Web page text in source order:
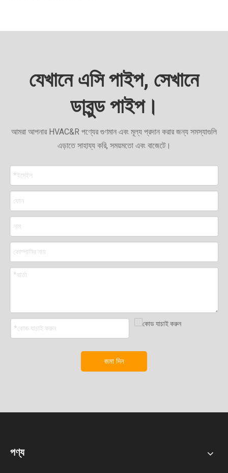
যেখানে এসি পাইপ, সেখানে
ডাবুন্ড পাইপ।
আমরা আপনার HVAC&R পণ্যের গুণমান এবং মূল্য প্রদান করার জন্য সমস্যাগুলি
এড়াতে সাহায্য করি, সময়মতো এবং বাজেটে।
জমা দিন
পণ্য